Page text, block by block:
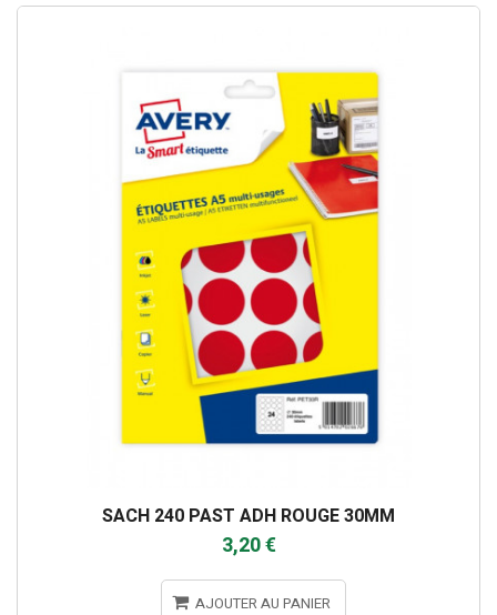
SACH 240 PAST ADH ROUGE 30MM
3,20 €
AJOUTER AU PANIER